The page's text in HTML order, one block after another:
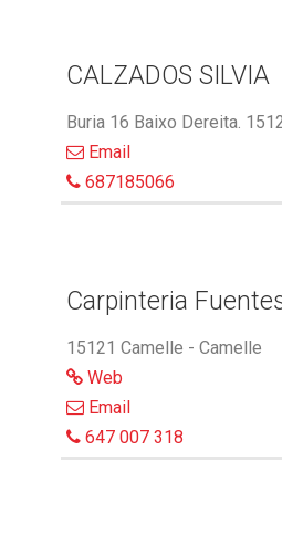
CALZADOS SILVIA
Buria 16 Baixo Dereita.
Email
687185066
Carpinteria
15121 Camelle - Camelle
Web
Email
647 007 318